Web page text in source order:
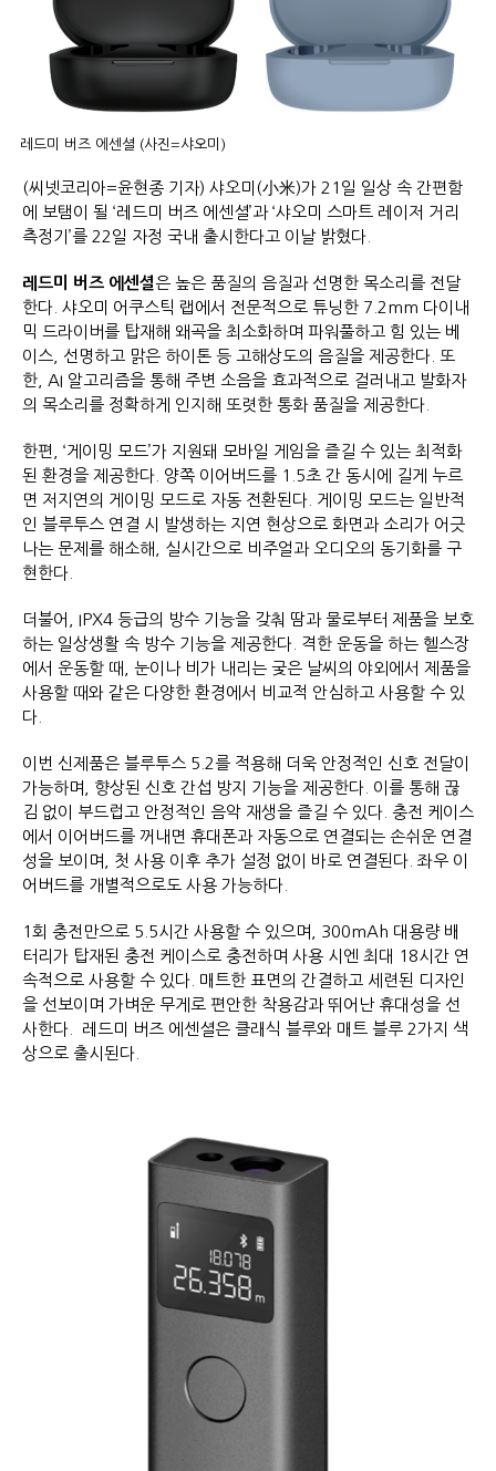
레드미 버즈 에센셜 (사진=샤오미)
(씨넷코리아=윤현종 기자) 샤오미(小米)가 21일 일상 속 간편함
에 보탬이 될 ‘레드미 버즈 에센셜’과 ‘샤오미 스마트 레이저 거리
측정기’를 22일 자정 국내 출시한다고 이날 밝혔다.
레드미 버즈 에센셜은 높은 품질의 음질과 선명한 목소리를 전달
한다. 샤오미 어쿠스틱 랩에서 전문적으로 튜닝한 7.2mm 다이내
믹 드라이버를 탑재해 왜곡을 최소화하며 파워풀하고 힘 있는 베
이스, 선명하고 맑은 하이톤 등 고해상도의 음질을 제공한다. 또
한, AI 알고리즘을 통해 주변 소음을 효과적으로 걸러내고 발화자
의 목소리를 정확하게 인지해 또렷한 통화 품질을 제공한다.
한편, ‘게이밍 모드’가 지원돼 모바일 게임을 즐길 수 있는 최적화
된 환경을 제공한다. 양쪽 이어버드를 1.5초 간 동시에 길게 누르
면 저지연의 게이밍 모드로 자동 전환된다. 게이밍 모드는 일반적
인 블루투스 연결 시 발생하는 지연 현상으로 화면과 소리가 어긋
나는 문제를 해소해, 실시간으로 비주얼과 오디오의 동기화를 구
현한다.
더불어, IPX4 등급의 방수 기능을 갖춰 땀과 물로부터 제품을 보호
하는 일상생활 속 방수 기능을 제공한다. 격한 운동을 하는 헬스장
에서 운동할 때, 눈이나 비가 내리는 궂은 날씨의 야외에서 제품을
사용할 때와 같은 다양한 환경에서 비교적 안심하고 사용할 수 있
다.
이번 신제품은 블루투스 5.2를 적용해 더욱 안정적인 신호 전달이
가능하며, 향상된 신호 간섭 방지 기능을 제공한다. 이를 통해 끊
김 없이 부드럽고 안정적인 음악 재생을 즐길 수 있다. 충전 케이스
에서 이어버드를 꺼내면 휴대폰과 자동으로 연결되는 손쉬운 연결
성을 보이며, 첫 사용 이후 추가 설정 없이 바로 연결된다. 좌우 이
어버드를 개별적으로도 사용 가능하다.
1회 충전만으로 5.5시간 사용할 수 있으며, 300mAh 대용량 배
터리가 탑재된 충전 케이스로 충전하며 사용 시엔 최대 18시간 연
속적으로 사용할 수 있다. 매트한 표면의 간결하고 세련된 디자인
을 선보이며 가벼운 무게로 편안한 착용감과 뛰어난 휴대성을 선
사한다. 레드미 버즈 에센셜은 클래식 블루와 매트 블루 2가지 색
상으로 출시된다.